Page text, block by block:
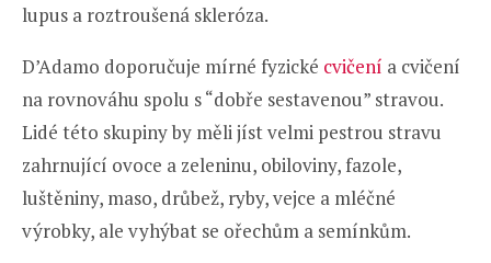
lupus a roztroušená skleróza.
D’Adamo doporučuje mírné fyzické cvičení a cvičení
na rovnováhu spolu s “dobře sestavenou” stravou.
Lidé této skupiny by měli jíst velmi pestrou stravu
zahrnující ovoce a zeleninu, obiloviny, fazole,
luštěniny, maso, drůbež, ryby, vejce a mléčné
výrobky, ale vyhýbat se ořechům a semínkům.